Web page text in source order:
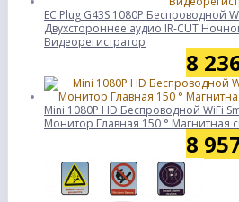
ЕС Plug G43S 1080P Беспроводной
Двухстороннее аудио IR-CUT
Видеорегистратор
8
Mini 1080P HD Беспроводной WiFi
Монитор Главная 150 ° Магнитная
8